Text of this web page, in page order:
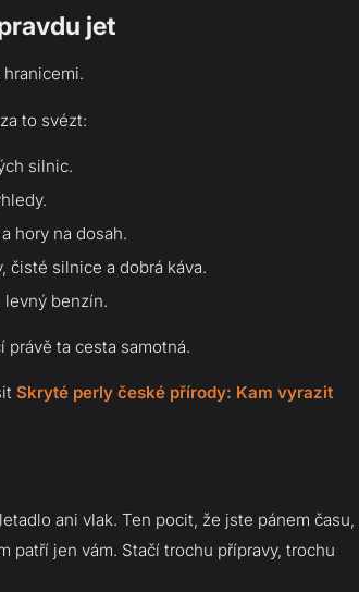
jet
to svézt:
silnic.
hory na dosah.
čisté silnice a dobrá káva.
levný benzín.
ta cesta samotná.
Skryté perly české přírody: Kam vyrazit
ani vlak. Ten pocit, že jste pánem času,
patří jen vám. Stačí trochu přípravy, trochu